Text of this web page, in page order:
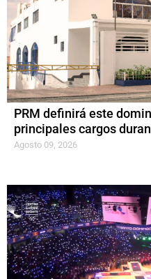
PRM definirá este
principales cargos
Agosto 09, 2026